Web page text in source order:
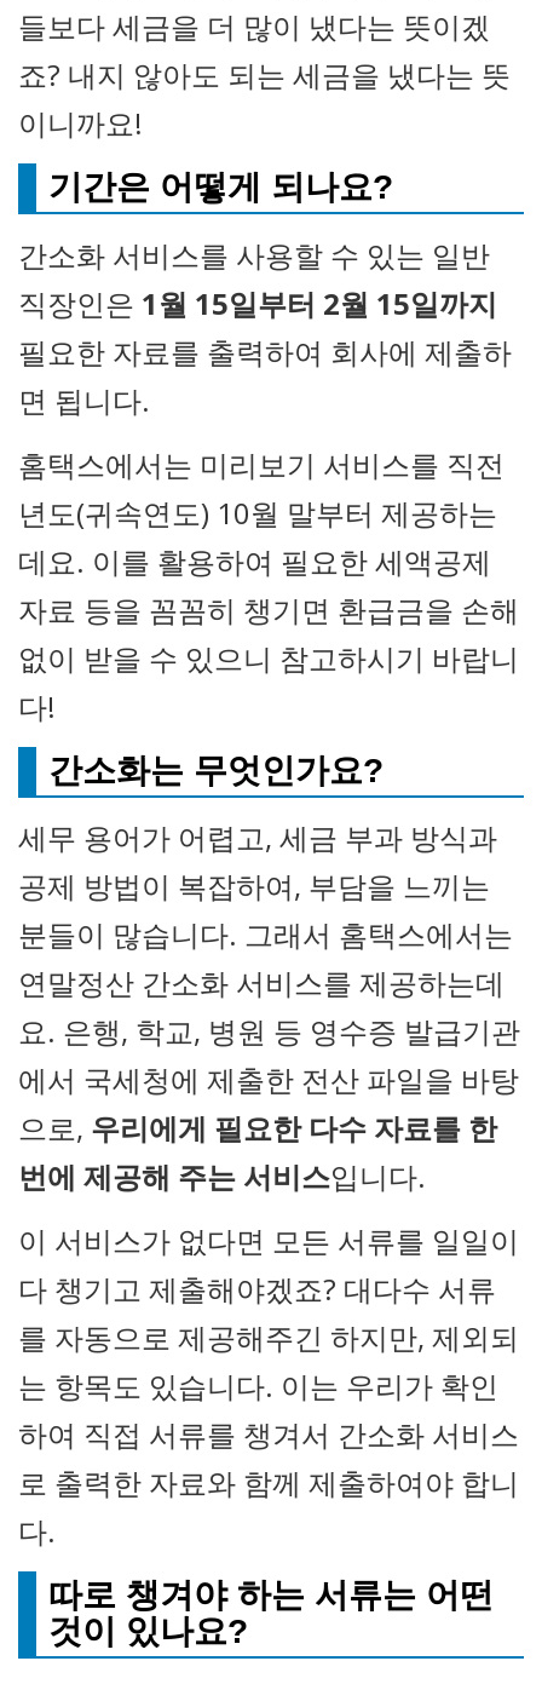
들보다 세금을 더 많이 냈다는 뜻이겠
죠? 내지 않아도 되는 세금을 냈다는 뜻
이니까요!
기간은 어떻게 되나요?
간소화 서비스를 사용할 수 있는 일반
직장인은 1월 15일부터 2월 15일까지
필요한 자료를 출력하여 회사에 제출하
면 됩니다.
홈택스에서는 미리보기 서비스를 직전
년도(귀속연도) 10월 말부터 제공하는
데요. 이를 활용하여 필요한 세액공제
자료 등을 꼼꼼히 챙기면 환급금을 손해
없이 받을 수 있으니 참고하시기 바랍니
다!
간소화는 무엇인가요?
세무 용어가 어렵고, 세금 부과 방식과
공제 방법이 복잡하여, 부담을 느끼는
분들이 많습니다. 그래서 홈택스에서는
연말정산 간소화 서비스를 제공하는데
요. 은행, 학교, 병원 등 영수증 발급기관
에서 국세청에 제출한 전산 파일을 바탕
으로, 우리에게 필요한 다수 자료를 한
번에 제공해 주는 서비스입니다.
이 서비스가 없다면 모든 서류를 일일이
다 챙기고 제출해야겠죠? 대다수 서류
를 자동으로 제공해주긴 하지만, 제외되
는 항목도 있습니다. 이는 우리가 확인
하여 직접 서류를 챙겨서 간소화 서비스
로 출력한 자료와 함께 제출하여야 합니
다.
따로 챙겨야 하는 서류는 어떤
것이 있나요?